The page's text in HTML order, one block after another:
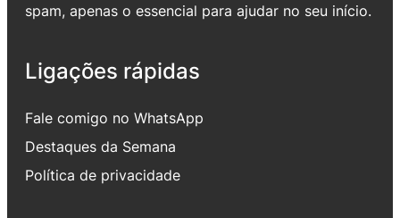
spam, apenas o essencial para ajudar no seu início.
Ligações rápidas
Fale comigo no WhatsApp
Destaques da Semana
Política de privacidade